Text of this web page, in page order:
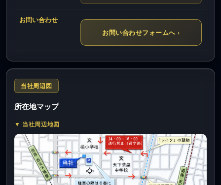
お問い合わせ
お問い合わせフォームへ ›
当社周辺図
所在地マップ
▼ 当社周辺地図